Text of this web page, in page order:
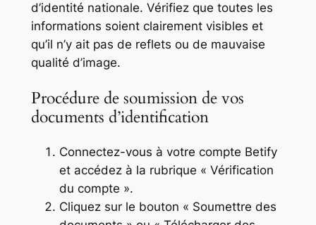
d’identité nationale. Vérifiez que toutes les
informations soient clairement visibles et
qu’il n’y ait pas de reflets ou de mauvaise
qualité d’image.
Procédure de soumission de vos
documents d’identification
Connectez-vous à votre compte Betify
et accédez à la rubrique « Vérification
du compte ».
Cliquez sur le bouton « Soumettre des